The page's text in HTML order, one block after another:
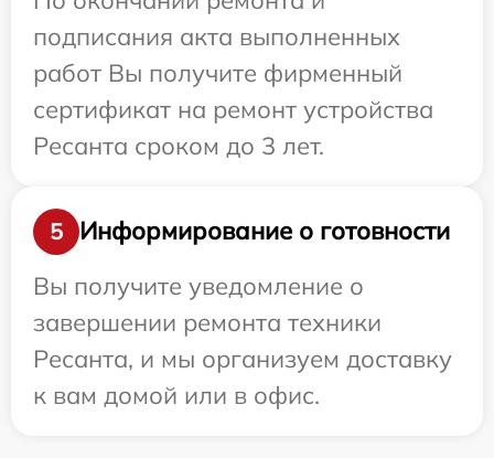
подписания акта выполненных
работ Вы получите фирменный
сертификат на ремонт устройства
Ресанта сроком до 3 лет.
5
Информирование о готовности
Вы получите уведомление о
завершении ремонта техники
Ресанта, и мы организуем доставку
к вам домой или в офис.